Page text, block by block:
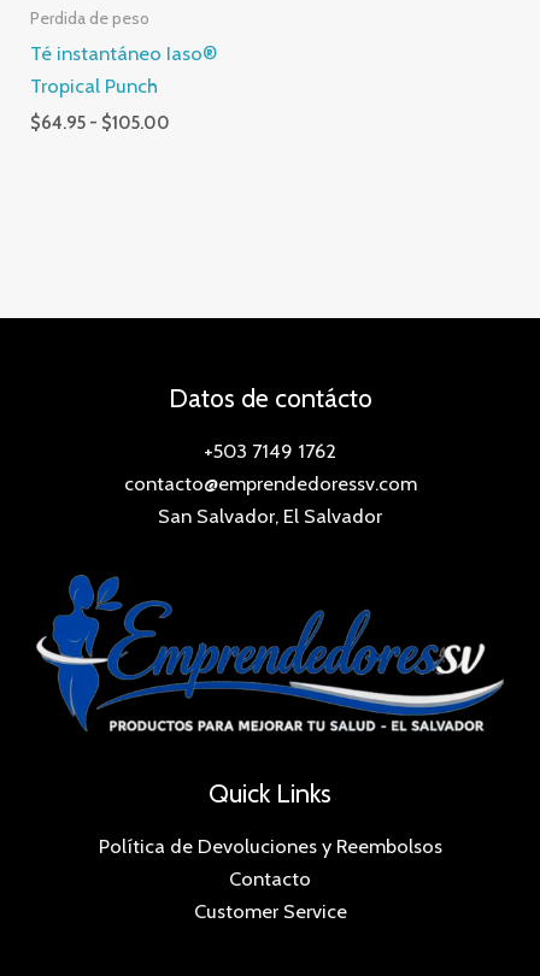
Perdida de peso
Té instantáneo Iaso®
Tropical Punch
$64.95 - $105.00
Datos de contácto
+503 7149 1762
contacto@emprendedoressv.com
San Salvador, El Salvador
Quick Links
Política de Devoluciones y Reembolsos
Contacto
Customer Service